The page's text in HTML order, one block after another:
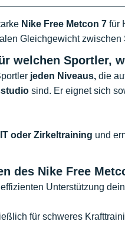
Nike Free Metcon 7 für
Gleichgewicht
welchen Sportler,
jeden Niveaus, die
sind. Er eignet sich
oder Zirkeltraining und
des Nike Free
Unterstützung
für schweres